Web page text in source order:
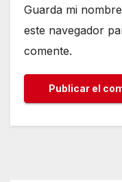
Guarda mi
este navegador
comente.